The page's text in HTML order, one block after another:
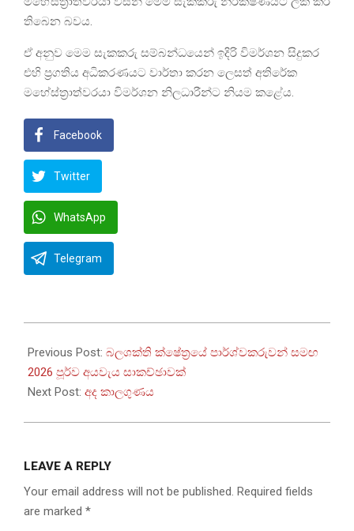
තිබෙන බවය.
ඒ අනුව මෙම සැකකරු සම්බන්ධයෙන් ඉදිරි විමර්ශන සිදුකර
එහි ප්‍රගතිය අධිකරණයට වාර්තා කරන ලෙසත් අතිරේක
මහේස්ත්‍රාත්වරයා විමර්ශන නිලධාරීන්ට නියම කළේය.
Facebook
Twitter
WhatsApp
Telegram
09-
19
Previous Post: බලශක්ති ක්ෂේත්‍රයේ පාර්ශ්වකරුවන් සමඟ
2026 පූර්ව අයවැය සාකච්ඡාවක්
Next Post: අද කාලගුණය
LEAVE A REPLY
Your email address will not be published. Required fields
are marked *